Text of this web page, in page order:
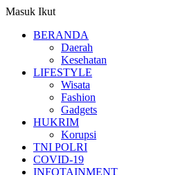
Masuk Ikut
BERANDA
Daerah
Kesehatan
LIFESTYLE
Wisata
Fashion
Gadgets
HUKRIM
Korupsi
TNI POLRI
COVID-19
INFOTAINMENT